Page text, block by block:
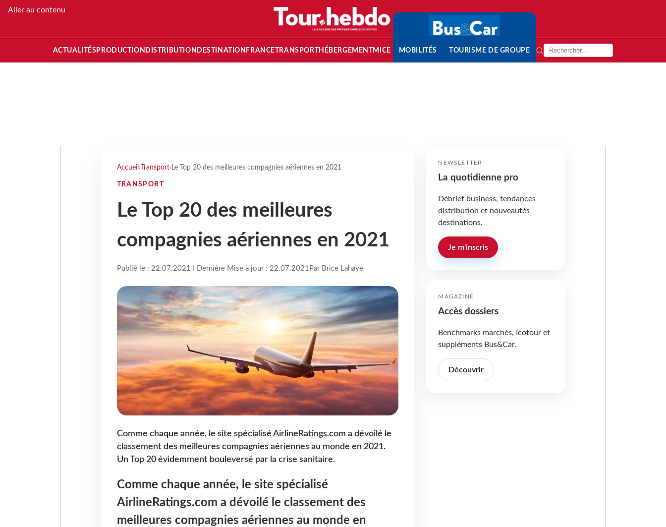
Aller au contenu
ACTUALITÉS PRODUCTION DISTRIBUTION DESTINATION FRANCETRANSPORT HÉBERGEMENTMICE MOBILITÉS TOURISME DE GROUPE
Accueil › Transport› Le Top 20 des meilleures compagnies aériennes en 2021
TRANSPORT
Le Top 20 des meilleures
compagnies aériennes en 2021
Publié le : 22.07.2021 I Dernière Mise à jour : 22.07.2021 Par Brice Lahaye
Comme chaque année, le site spécialisé AirlineRatings.com a dévoilé le
classement des meilleures compagnies aériennes au monde en 2021.
Un Top 20 évidemment bouleversé par la crise sanitaire.
Comme chaque année, le site spécialisé
AirlineRatings.com a dévoilé le classement des
meilleures compagnies aériennes au monde en
NEWSLETTER
La quotidienne pro
Débrief business, tendances
distribution et nouveautés
destinations.
Je m'inscris
MAGAZINE
Accès dossiers
Benchmarks marchés, Icotour et
suppléments Bus&Car.
Découvrir